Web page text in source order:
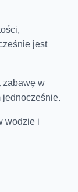
jest
zabawę w
jednocześnie.
wodzie i